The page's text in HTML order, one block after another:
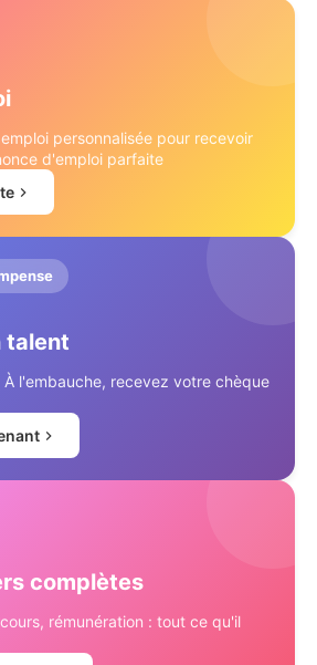
personnalisée pour recevoir
d'emploi parfaite
talent
l'embauche, recevez votre chèque
complètes
rémunération : tout ce qu'il